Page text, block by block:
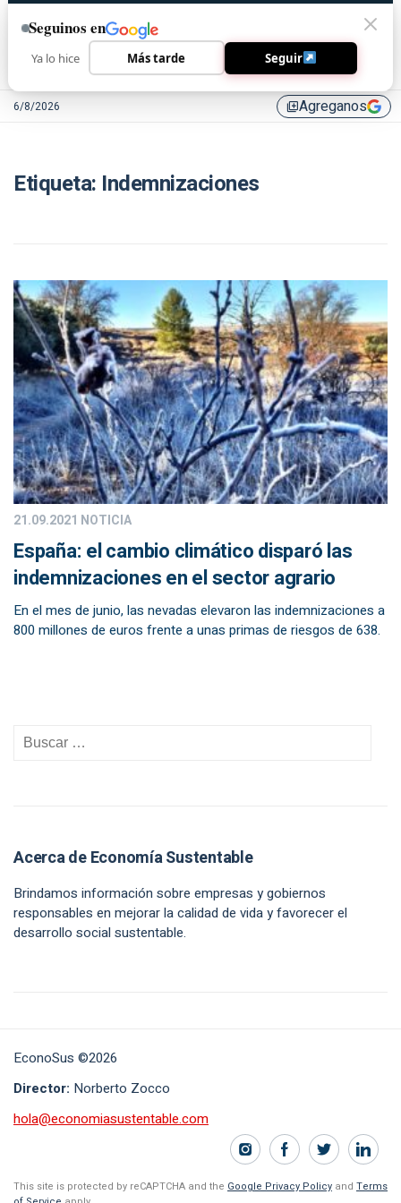
6/8/2026 library_addAgreganos
Etiqueta: Indemnizaciones
21.09.2021 NOTICIA
España: el cambio climático disparó las
indemnizaciones en el sector agrario
En el mes de junio, las nevadas elevaron las indemnizaciones a
800 millones de euros frente a unas primas de riesgos de 638.
Acerca de Economía Sustentable
Brindamos información sobre empresas y gobiernos
responsables en mejorar la calidad de vida y favorecer el
desarrollo social sustentable.
EconoSus ©2026
Director: Norberto Zocco
hola@economiasustentable.com
This site is protected by reCAPTCHA and the Google Privacy Policy and Terms
Seguinos en
Ya lo hice Más tarde Seguir